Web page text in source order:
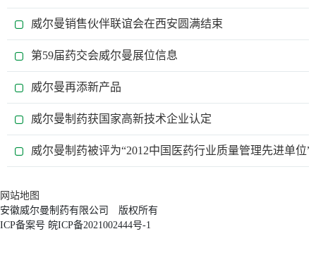
威尔曼销售伙伴联谊会在西安圆满结束
第59届药交会威尔曼展位信息
威尔曼再添新产品
威尔曼制药获国家高新技术企业认定
威尔曼制药被评为“2012中国医药行业质量管理先进单位”
网站地图
安徽威尔曼制药有限公司 版权所有
ICP备案号 皖ICP备2021002444号-1